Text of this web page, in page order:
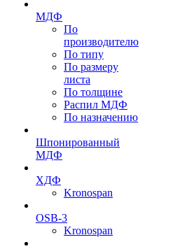
МДФ
По
производителю
По типу
По размеру
листа
По толщине
Распил МДФ
По назначению
Шпонированный
МДФ
ХДФ
Kronospan
OSB-3
Kronospan